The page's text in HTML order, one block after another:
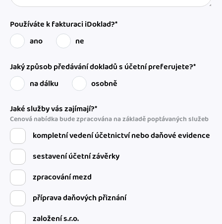
Používáte k fakturaci iDoklad?*
ano
ne
Jaký způsob předávání dokladů s účetní preferujete?*
na dálku
osobně
Jaké služby vás zajímají?*
Cenová nabídka bude zpracována na základě poptávaných služeb
kompletní vedení účetnictví nebo daňové evidence
sestavení účetní závěrky
zpracování mezd
příprava daňových přiznání
založení s.r.o.